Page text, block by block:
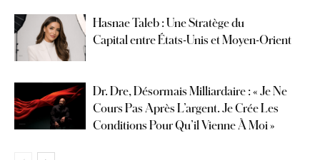
Hasnae Taleb : Une Stratège du
Capital entre États-Unis et Moyen-Orient
Dr. Dre, Désormais Milliardaire : « Je Ne
Cours Pas Après L’argent. Je Crée Les
Conditions Pour Qu’il Vienne À Moi »